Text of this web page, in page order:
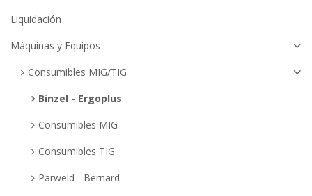
Liquidación
Máquinas y Equipos
Consumibles MIG/TIG
Binzel - Ergoplus
Consumibles MIG
Consumibles TIG
Parweld - Bernard